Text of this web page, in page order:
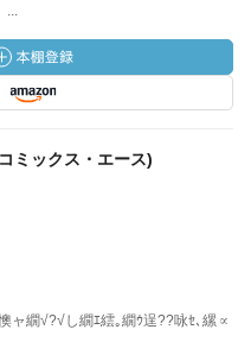
...
ミックス・エース)
ャ繝√?√し繝ｴ繧｡繝ｳ逞??咏ｾ､縲∝